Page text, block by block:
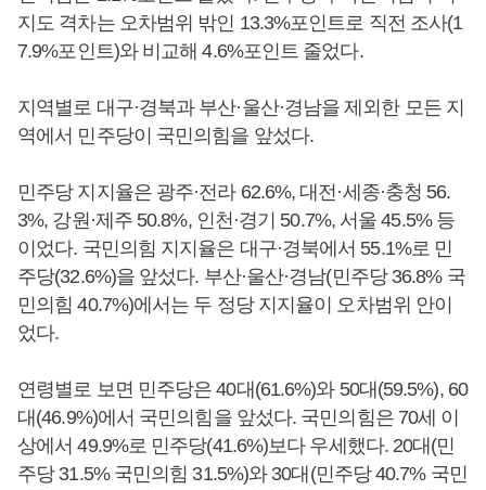
지도 격차는 오차범위 밖인 13.3%포인트로 직전 조사(1
7.9%포인트)와 비교해 4.6%포인트 줄었다.
지역별로 대구·경북과 부산·울산·경남을 제외한 모든 지
역에서 민주당이 국민의힘을 앞섰다.
민주당 지지율은 광주·전라 62.6%, 대전·세종·충청 56.
3%, 강원·제주 50.8%, 인천·경기 50.7%, 서울 45.5% 등
이었다. 국민의힘 지지율은 대구·경북에서 55.1%로 민
주당(32.6%)을 앞섰다. 부산·울산·경남(민주당 36.8% 국
민의힘 40.7%)에서는 두 정당 지지율이 오차범위 안이
었다.
연령별로 보면 민주당은 40대(61.6%)와 50대(59.5%), 60
대(46.9%)에서 국민의힘을 앞섰다. 국민의힘은 70세 이
상에서 49.9%로 민주당(41.6%)보다 우세했다. 20대(민
주당 31.5% 국민의힘 31.5%)와 30대(민주당 40.7% 국민